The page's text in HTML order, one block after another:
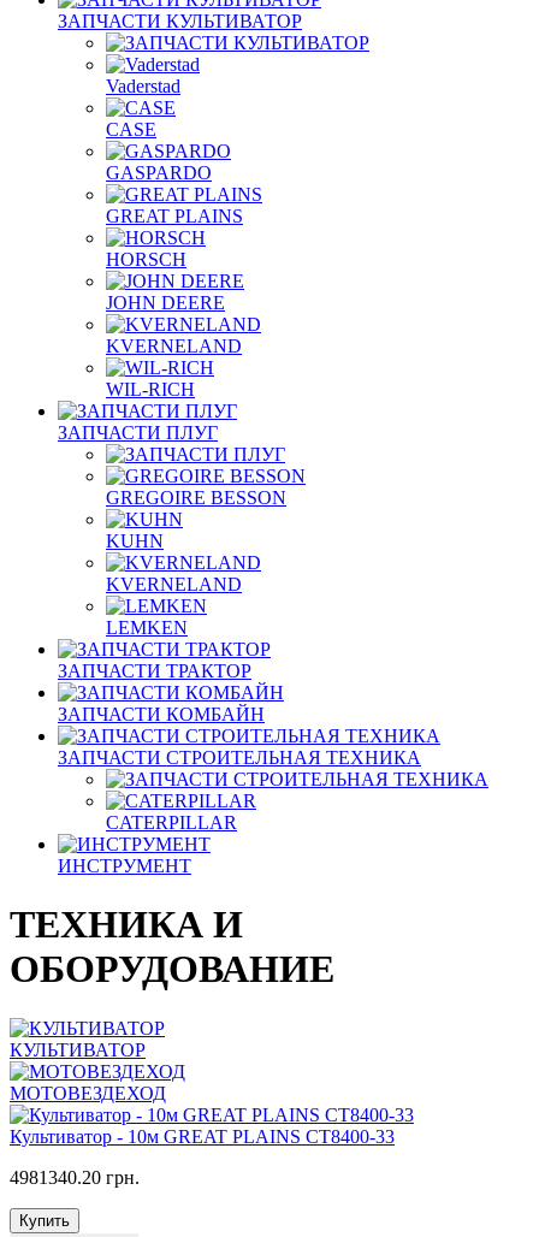
ЗАПЧАСТИ КУЛЬТИВАТОР
Vaderstad
CASE
GASPARDO
GREAT PLAINS
HORSCH
JOHN DEERE
KVERNELAND
WIL-RICH
ЗАПЧАСТИ ПЛУГ
GREGOIRE BESSON
KUHN
KVERNELAND
LEMKEN
ЗАПЧАСТИ ТРАКТОР
ЗАПЧАСТИ КОМБАЙН
ЗАПЧАСТИ СТРОИТЕЛЬНАЯ ТЕХНИКА
CATERPILLAR
ИНСТРУМЕНТ
ТЕХНИКА И
ОБОРУДОВАНИЕ
КУЛЬТИВАТОР
МОТОВЕЗДЕХОД
Культиватор - 10м GREAT PLAINS CT8400-33
4981340.20 грн.
Купить